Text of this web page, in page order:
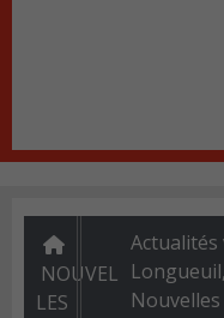
NOUVEL
LES
Actualités
Nouvelles